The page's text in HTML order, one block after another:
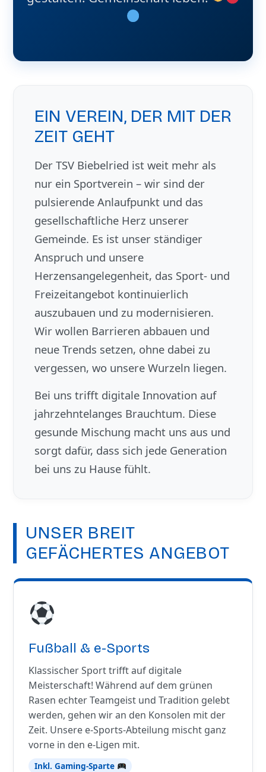
EIN VEREIN, DER MIT DER
ZEIT GEHT
Der TSV Biebelried ist weit mehr als
nur ein Sportverein – wir sind der
pulsierende Anlaufpunkt und das
gesellschaftliche Herz unserer
Gemeinde. Es ist unser ständiger
Anspruch und unsere
Herzensangelegenheit, das Sport- und
Freizeitangebot kontinuierlich
auszubauen und zu modernisieren.
Wir wollen Barrieren abbauen und
neue Trends setzen, ohne dabei zu
vergessen, wo unsere Wurzeln liegen.
Bei uns trifft digitale Innovation auf
jahrzehntelanges Brauchtum. Diese
gesunde Mischung macht uns aus und
sorgt dafür, dass sich jede Generation
bei uns zu Hause fühlt.
UNSER BREIT
GEFÄCHERTES ANGEBOT
Fußball & e-Sports
Klassischer Sport trifft auf digitale
Meisterschaft! Während auf dem grünen
Rasen echter Teamgeist und Tradition gelebt
werden, gehen wir an den Konsolen mit der
Zeit. Unsere e-Sports-Abteilung mischt ganz
vorne in den e-Ligen mit.
Inkl. Gaming-Sparte